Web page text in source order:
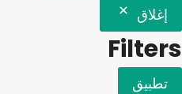
إغلاق
Filters
تطبيق